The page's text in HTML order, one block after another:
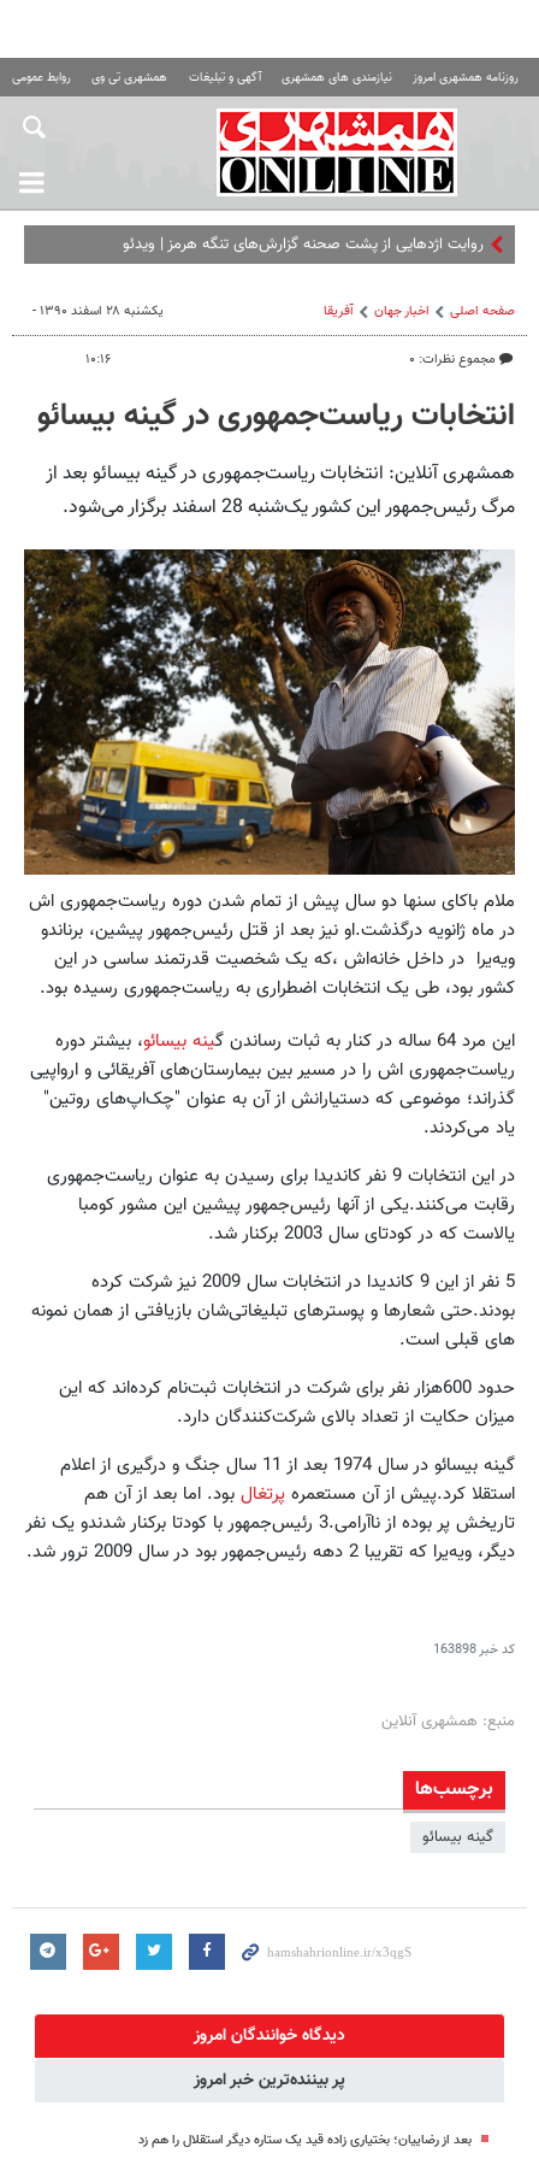
روزنامه همشهری امروز نیازمندی های همشهری آگهی و تبلیغات همشهری تی وی روابط عمومی
روایت اژدهایی از پشت صحنه گزارش‌های تنگه هرمز | ویدئو
صفحه اصلی اخبار جهان آفریقا
مجموع نظرات: ۰
یکشنبه ۲۸ اسفند ۱۳۹۰ -
۱۰:۱۶
انتخابات ریاست‌جمهوری در گینه بیسائو
همشهری آنلاین: انتخابات ریاست‌جمهوری در گینه بیسائو بعد از
مرگ رئیس‌جمهور این کشور یک‌شنبه 28 اسفند برگزار می‌شود.
ملام باکای سنها دو سال پیش از تمام شدن دوره ریاست‌جمهوری اش
در ماه ژانویه درگذشت.او نیز بعد از قتل رئیس‌جمهور پیشین، برناندو
ویه‌یرا در داخل خانه‌اش ،که یک شخصیت قدرتمند ساسی در این
کشور بود، طی یک انتخابات اضطراری به ریاست‌جمهوری رسیده بود.
این مرد 64 ساله در کنار به ثبات رساندن گ
ینه بیسائو، بیشتر دوره
ریاست‌جمهوری اش را در مسیر بین بیمارستان‌های آفریقائی و ارواپیی
گذراند؛ موضوعی که دستیارانش از آن به عنوان "چک‌اپ‌های روتین"
یاد می‌کردند.
در این انتخابات 9 نفر کاندیدا برای رسیدن به عنوان ریاست‌جمهوری
رقابت می‌کنند.یکی از آنها رئیس‌جمهور پیشین این مشور کومبا
یالاست که در کودتای سال 2003 برکنار شد.
5 نفر از این 9 کاندیدا در انتخابات سال 2009 نیز شرکت کرده
بودند.حتی شعارها و پوسترهای تبلیغاتی‌شان بازیافتی از همان نمونه
های قبلی است.
حدود 600هزار نفر برای شرکت در انتخابات ثبت‌نام کرده‌اند که این
میزان حکایت از تعداد بالای شرکت‌کنندگان دارد.
گینه بیسائو در سال 1974 بعد از 11 سال جنگ و درگیری از اعلام
استقلا کرد.پیش از آن مستعمره پرتغال بود. اما بعد از آن هم
تاریخش پر بوده از ناآرامی.3 رئیس‌جمهور با کودتا برکنار شدندو یک نفر
دیگر، ویه‌یرا که تقریبا 2 دهه رئیس‌جمهور بود در سال 2009 ترور شد.
کد خبر163898
منبع: همشهری آنلاین
برچسب‌ها
گینه ‌بیسائو
دیدگاه خوانندگان امروز
پر بیننده‌ترین خبر امروز
بعد از رضاییان؛ بختیاری زاده قید یک ستاره دیگر استقلال را هم زد